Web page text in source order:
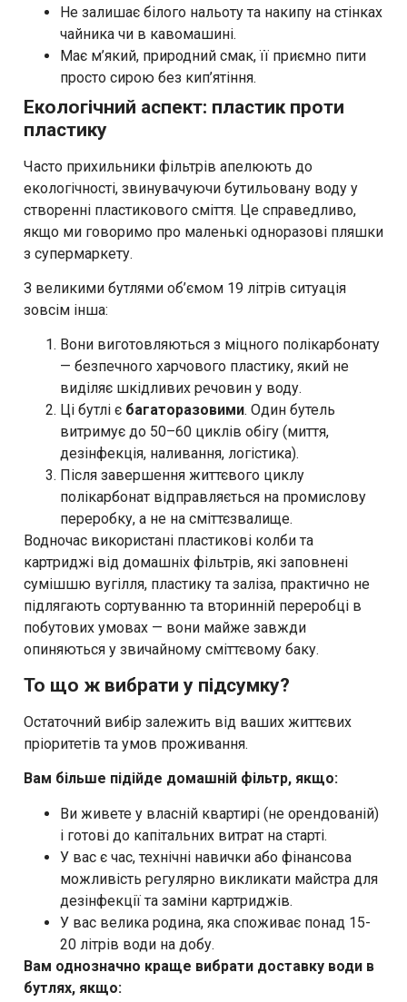
Не залишає білого нальоту та накипу на стінках
чайника чи в кавомашині.
Має м’який, природний смак, її приємно пити
просто сирою без кип’ятіння.
Екологічний аспект: пластик проти
пластику
Часто прихильники фільтрів апелюють до
екологічності, звинувачуючи бутильовану воду у
створенні пластикового сміття. Це справедливо,
якщо ми говоримо про маленькі одноразові пляшки
з супермаркету.
З великими бутлями об’ємом 19 літрів ситуація
зовсім інша:
Вони виготовляються з міцного полікарбонату
— безпечного харчового пластику, який не
виділяє шкідливих речовин у воду.
Ці бутлі є багаторазовими. Один бутель
витримує до 50–60 циклів обігу (миття,
дезінфекція, наливання, логістика).
Після завершення життєвого циклу
полікарбонат відправляється на промислову
переробку, а не на сміттєзвалище.
Водночас використані пластикові колби та
картриджі від домашніх фільтрів, які заповнені
сумішшю вугілля, пластику та заліза, практично не
підлягають сортуванню та вторинній переробці в
побутових умовах — вони майже завжди
опиняються у звичайному сміттєвому баку.
То що ж вибрати у підсумку?
Остаточний вибір залежить від ваших життєвих
пріоритетів та умов проживання.
Вам більше підійде домашній фільтр, якщо:
Ви живете у власній квартирі (не орендованій)
і готові до капітальних витрат на старті.
У вас є час, технічні навички або фінансова
можливість регулярно викликати майстра для
дезінфекції та заміни картриджів.
У вас велика родина, яка споживає понад 15-
20 літрів води на добу.
Вам однозначно краще вибрати доставку води в
бутлях, якщо: